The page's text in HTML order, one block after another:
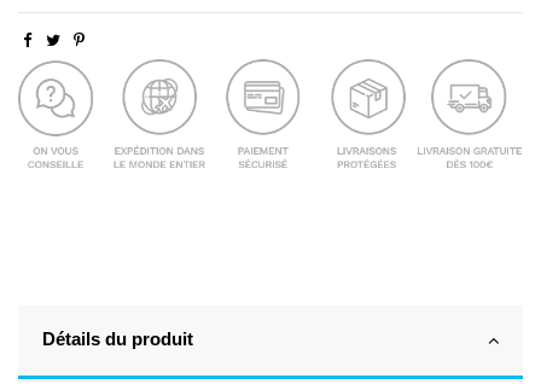
Détails du produit